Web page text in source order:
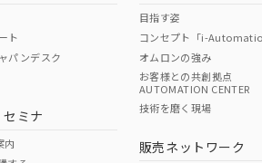
ト
パンデスク
ミナ
内
目指す姿
コンセプト「i-
オムロンの強み
お客様との共創拠点
AUTOMATION CENTER
技術を磨く現場
販売ネットワーク